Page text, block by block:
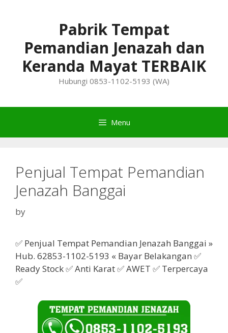
Pabrik Tempat
Pemandian Jenazah dan
Keranda Mayat TERBAIK
Hubungi 0853-1102-5193 (WA)
Menu
Penjual Tempat Pemandian
Jenazah Banggai
by
✅ Penjual Tempat Pemandian Jenazah Banggai »
Hub. 62853-1102-5193 « Bayar Belakangan ✅
Ready Stock ✅ Anti Karat ✅ AWET ✅ Terpercaya
✅